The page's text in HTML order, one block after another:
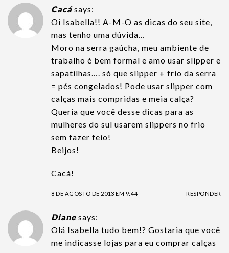
Cacá says:
Oi Isabella!! A-M-O as dicas do seu site,
mas tenho uma dúvida…
Moro na serra gaúcha, meu ambiente de
trabalho é bem formal e amo usar slipper e
sapatilhas…. só que slipper + frio da serra
= pés congelados! Pode usar slipper com
calças mais compridas e meia calça?
Queria que você desse dicas para as
mulheres do sul usarem slippers no frio
sem fazer feio!
Beijos!
Cacá!
8 DE AGOSTO DE 2013 EM 9:44 RESPONDER
Diane says:
Olá Isabella tudo bem!? Gostaria que você
me indicasse lojas para eu comprar calças